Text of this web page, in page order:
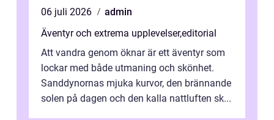
06 juli 2026
admin
Äventyr och extrema upplevelser,editorial
Att vandra genom öknar är ett äventyr som
lockar med både utmaning och skönhet.
Sanddynornas mjuka kurvor, den brännande
solen på dagen och den kalla nattluften sk...